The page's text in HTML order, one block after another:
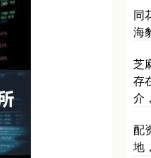
同
海
芝
存
介
配
地